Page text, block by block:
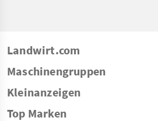
Landwirt.com
Maschinengruppen
Kleinanzeigen
Top Marken